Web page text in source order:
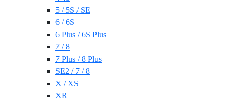
5 / 5S / SE
6 / 6S
6 Plus / 6S Plus
7 / 8
7 Plus / 8 Plus
SE2 / 7 / 8
X / XS
XR